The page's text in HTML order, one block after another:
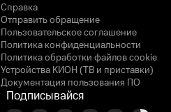
Справка
Отправить обращение
Пользовательское соглашение
Политика конфиденциальности
Политика обработки файлов cookie
Устройства КИОН (ТВ и приставки)
Документация пользования ПО
Подписывайся